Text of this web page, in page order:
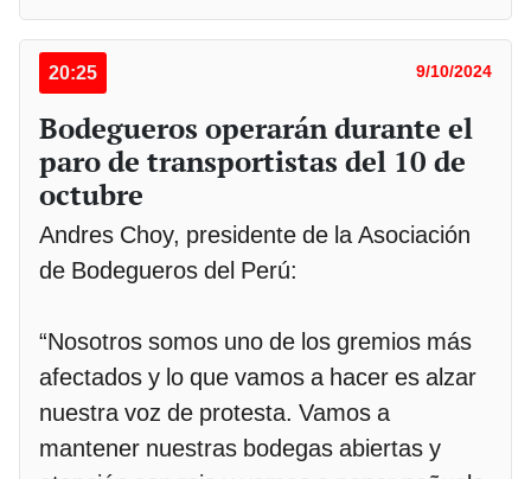
20:25 9/10/2024
Bodegueros operarán durante el
paro de transportistas del 10 de
octubre
Andres Choy, presidente de la Asociación
de Bodegueros del Perú:
“Nosotros somos uno de los gremios más
afectados y lo que vamos a hacer es alzar
nuestra voz de protesta. Vamos a
mantener nuestras bodegas abiertas y